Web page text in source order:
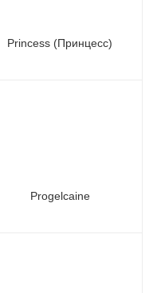
Princess (Принцесс)
Progelcaine